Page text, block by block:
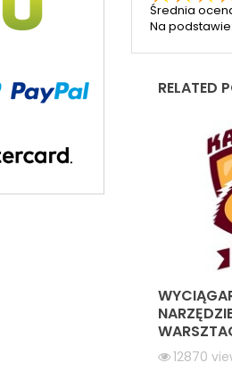
Średnia
Na podstawie:
RELATED
12870